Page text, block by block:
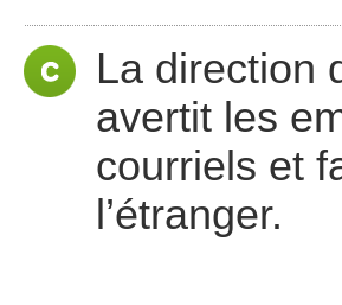
La direction
avertit les
courriels et
l’étranger.